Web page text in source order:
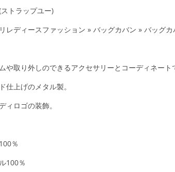
トラップユー)
レディースファッション » バッグカバン » バッグ
や取り外しのできるアクセサリーとコーディネー
仕上げのメタル製。
ィロゴの装飾。
％
100％